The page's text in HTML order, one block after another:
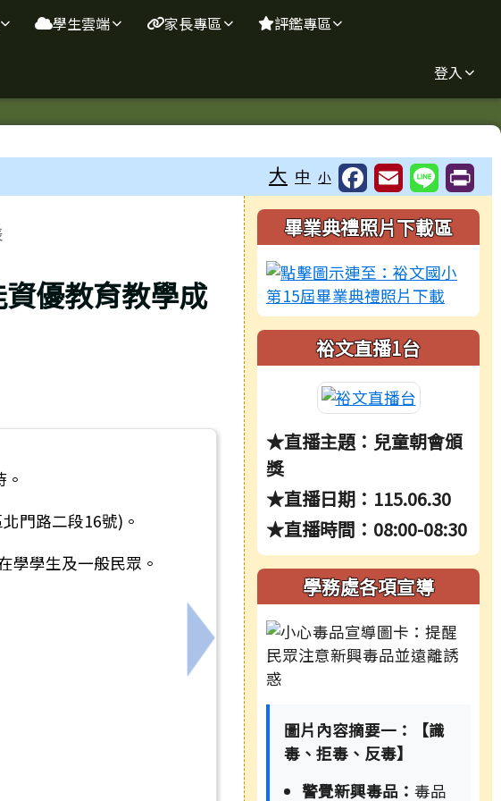
學生雲端 家長專區 評鑑專區
登入
大 中 小
優教育教學成
與體驗示範中心」之體驗營活動
門路二段16號)。
學學生及一般民眾。
下一筆：115年度友善校園「學生生命教
右邊區域內容
畢業典禮照片下載區
裕文直播1台
★直播主題：兒童朝會頒
獎
★直播日期：115.06.30
★直播時間：08:00-08:30
學務處各項宣導
圖片內容摘要一：【識
毒、拒毒、反毒】
警覺新興毒品： 毒品